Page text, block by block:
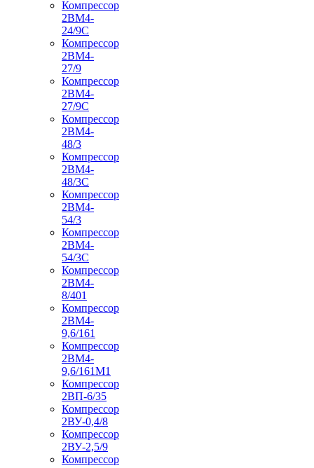
Компрессор
2ВМ4-
24/9С
Компрессор
2ВМ4-
27/9
Компрессор
2ВМ4-
27/9С
Компрессор
2ВМ4-
48/3
Компрессор
2ВМ4-
48/3С
Компрессор
2ВМ4-
54/3
Компрессор
2ВМ4-
54/3С
Компрессор
2ВМ4-
8/401
Компрессор
2ВМ4-
9,6/161
Компрессор
2ВМ4-
9,6/161М1
Компрессор
2ВП-6/35
Компрессор
2ВУ-0,4/8
Компрессор
2ВУ-2,5/9
Компрессор